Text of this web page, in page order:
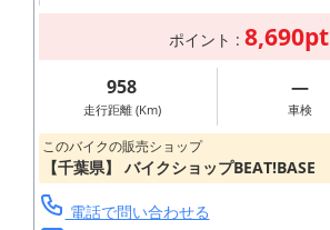
ポイント : 8,690pt
958
走行距離 (Km)
―
車検
このバイクの販売ショップ
【千葉県】 バイクショップBEAT!BASE
電話で問い合わせる